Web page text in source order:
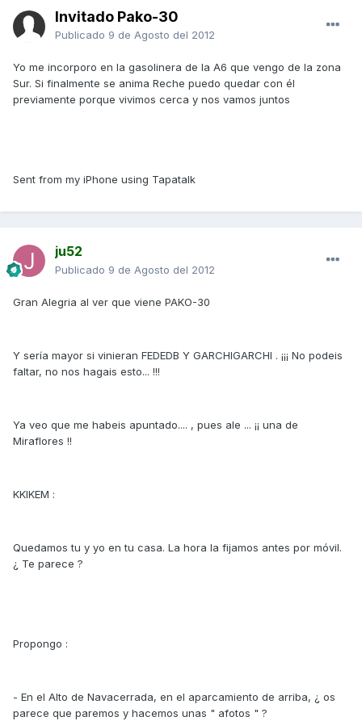
Invitado Pako-30
Publicado 9 de Agosto del 2012
Yo me incorporo en la gasolinera de la A6 que vengo de la zona
Sur. Si finalmente se anima Reche puedo quedar con él
previamente porque vivimos cerca y nos vamos juntos
Sent from my iPhone using Tapatalk
ju52
Publicado 9 de Agosto del 2012
Gran Alegria al ver que viene PAKO-30
Y sería mayor si vinieran FEDEDB Y GARCHIGARCHI . ¡¡¡ No podeis
faltar, no nos hagais esto... !!!
Ya veo que me habeis apuntado.... , pues ale ... ¡¡ una de
Miraflores !!
KKIKEM :
Quedamos tu y yo en tu casa. La hora la fijamos antes por móvil.
¿ Te parece ?
Propongo :
- En el Alto de Navacerrada, en el aparcamiento de arriba, ¿ os
parece que paremos y hacemos unas " afotos " ?